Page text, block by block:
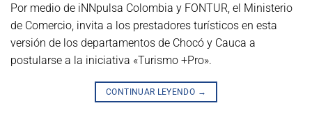
Por medio de iNNpulsa Colombia y FONTUR, el Ministerio
de Comercio, invita a los prestadores turísticos en esta
versión de los departamentos de Chocó y Cauca a
postularse a la iniciativa «Turismo +Pro».
CONTINUAR LEYENDO →